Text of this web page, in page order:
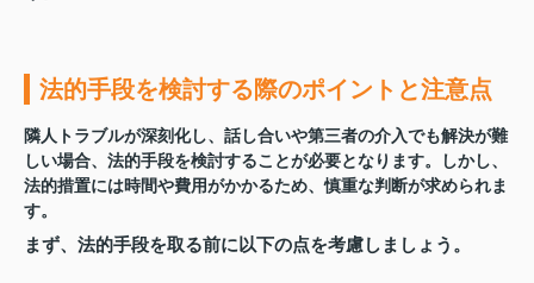
法的手段を検討する際のポイントと注意点
隣人トラブルが深刻化し、話し合いや第三者の介入でも解決が難
しい場合、法的手段を検討することが必要となります。しかし、
法的措置には時間や費用がかかるため、慎重な判断が求められま
す。
まず、法的手段を取る前に以下の点を考慮しましょう。